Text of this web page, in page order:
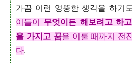
가끔 이런 엉뚱한 생각을 하기
이들이
무엇이든 해보려고 하
을 가지고 꿈을 이룰 때까지 전
다.